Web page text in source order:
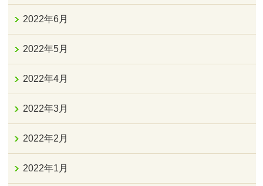
2022年6月
2022年5月
2022年4月
2022年3月
2022年2月
2022年1月